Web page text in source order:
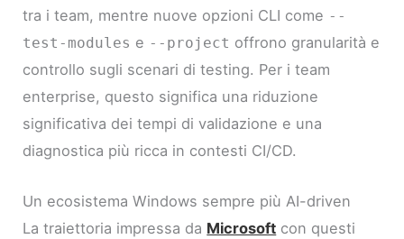
tra i team, mentre nuove opzioni CLI come --
test-modules e --project offrono granularità e
controllo sugli scenari di testing. Per i team
enterprise, questo significa una riduzione
significativa dei tempi di validazione e una
diagnostica più ricca in contesti CI/CD.
Un ecosistema Windows sempre più AI-driven
La traiettoria impressa da Microsoft con questi